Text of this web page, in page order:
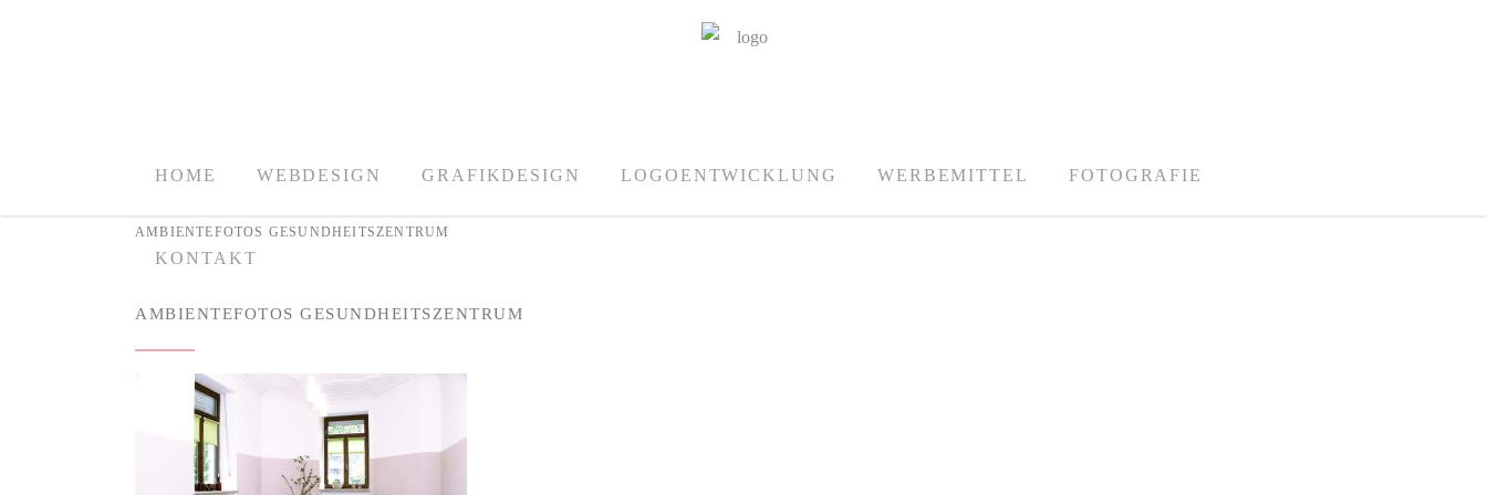
HOME WEBDESIGN GRAFIKDESIGN LOGOENTWICKLUNG WERBEMITTEL FOTOGRAFIE
KONTAKT
AMBIENTEFOTOS GESUNDHEITSZENTRUM
AMBIENTEFOTOS GESUNDHEITSZENTRUM